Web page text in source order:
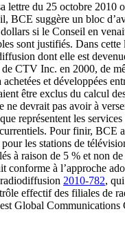
lettre du 25 octobre 2010
BCE suggère un bloc
si le Conseil en
sont justifiés. Dans
dont elle est
CTV Inc. en 2000, de
achetées et développées
être exclus du calcul
ne devrait pas avoir à
représentent les
Pour finir, BCE
pour les stations de
à raison de 5 % et non
conforme à l’approche
2010-782,
effectif des filiales de
Global Communications